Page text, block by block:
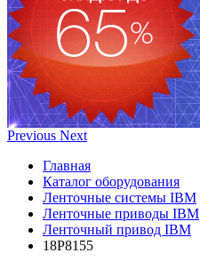
Previous Next
Главная
Каталог оборудования
Ленточные системы IBM
Ленточные приводы IBM
Ленточный привод IBM
18P8155